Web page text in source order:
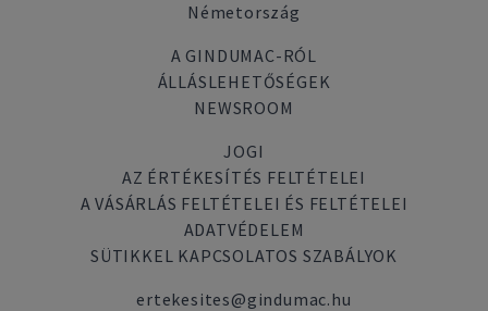
Németország
A GINDUMAC-RÓL
ÁLLÁSLEHETŐSÉGEK
NEWSROOM
JOGI
AZ ÉRTÉKESÍTÉS FELTÉTELEI
A VÁSÁRLÁS FELTÉTELEI ÉS FELTÉTELEI
ADATVÉDELEM
SÜTIKKEL KAPCSOLATOS SZABÁLYOK
ertekesites@gindumac.hu